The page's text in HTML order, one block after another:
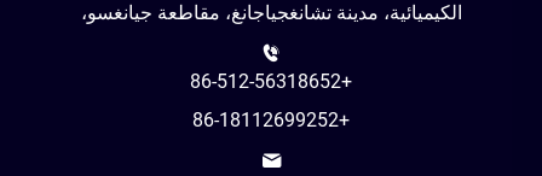
الكيميائية، مدينة تشانغجياجانغ، مقاطعة جيانغسو،
+86-512-56318652
+86-18112699252